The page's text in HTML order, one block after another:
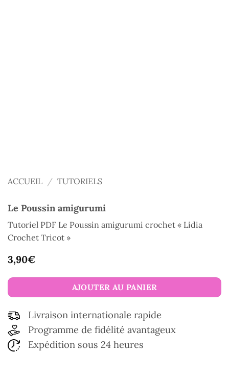
ACCUEIL / TUTORIELS
Le Poussin amigurumi
Tutoriel PDF Le Poussin amigurumi crochet « Lidia
Crochet Tricot »
3,90€
AJOUTER AU PANIER
Livraison internationale rapide
Programme de fidélité avantageux
Expédition sous 24 heures